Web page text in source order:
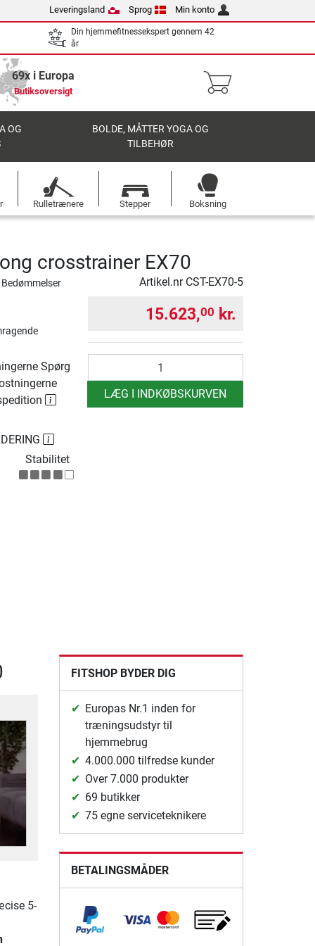
Leveringsland Sprog Min konto
Din hjemmefitnessekspert gennem 42
år
69x i Europa
Butiksoversigt
OG
BOLDE, MÅTTER YOGA OG
TILBEHØR
Rulletrænere Stepper Boksning
crosstrainer EX70
Artikel.nr CST-EX70-5
Spørg
15.623,00 kr.
LÆG I INDKØBSKURVEN
Stabilitet
5-
FITSHOP BYDER DIG
Europas Nr.1 inden for
træningsudstyr til
hjemmebrug
4.000.000 tilfredse kunder
Over 7.000 produkter
69 butikker
75 egne serviceteknikere
BETALINGSMÅDER